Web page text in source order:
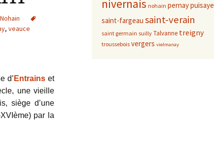
, veauce
d’ Entrains et
une vieille
siège d’une
par la
nivernais nohain pernaypuisaye
saint-fargeau saint-verain
saint germain suilly Talvanne treigny
troussebois vergers vielmanay